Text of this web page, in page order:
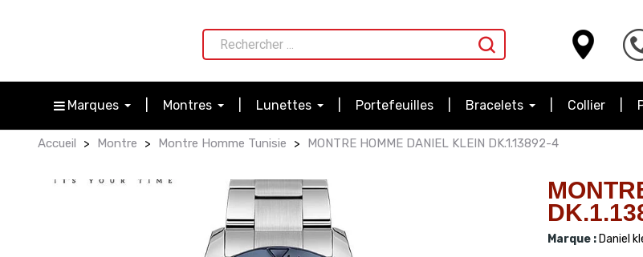
Marques Montres Lunettes Portefeuilles Bracelets Collier
Accueil Montre Montre Homme Tunisie MONTRE HOMME DANIEL KLEIN DK.1.13892-4
Marque : Daniel